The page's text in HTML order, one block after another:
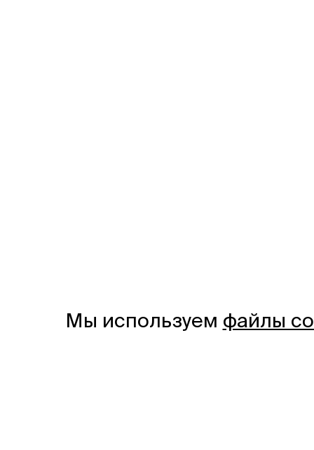
Мы используем файлы